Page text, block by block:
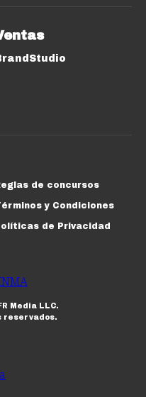
de concursos
y Condiciones
de Privacidad
Media LLC.
reservados.